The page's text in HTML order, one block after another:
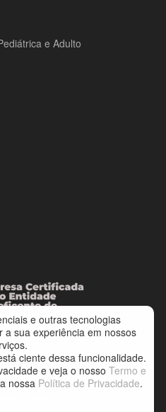
e Adulto
e outras tecnologias
sua experiência em nossos
ciente dessa funcionalidade.
e veja o nosso Termo e
nossa Política de Privacidade.